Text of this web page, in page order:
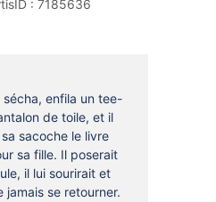
PAR
24H/24
: 7185636
sécha, enfila un tee-
de toile, et il
sacoche le livre
sa fille. Il poserait
il lui sourirait et
jamais se retourner.